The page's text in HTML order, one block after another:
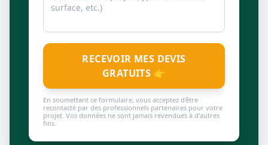
RECEVOIR MES DEVIS
GRATUITS 👉
En soumettant ce formulaire, vous acceptez d'être
recontacté par des professionnels partenaires pour votre
projet. Vos données ne sont jamais revendues à d'autres
fins.